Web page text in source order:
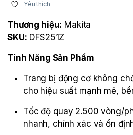
Yêu thích
Thương hiệu: Makita
SKU: DFS251Z
Tính Năng Sản Phẩm
Trang bị động cơ không
cho hiệu suất mạnh mẽ,
Tốc độ quay 2.500 vòng/
nhanh, chính xác và ổn